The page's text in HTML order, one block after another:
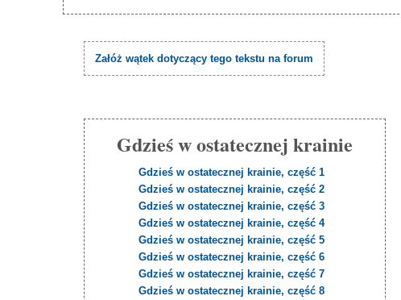
Załóż wątek dotyczący tego tekstu na forum
Gdzieś w ostatecznej krainie
Gdzieś w ostatecznej krainie, część 1
Gdzieś w ostatecznej krainie, część 2
Gdzieś w ostatecznej krainie, część 3
Gdzieś w ostatecznej krainie, część 4
Gdzieś w ostatecznej krainie, część 5
Gdzieś w ostatecznej krainie, część 6
Gdzieś w ostatecznej krainie, część 7
Gdzieś w ostatecznej krainie, część 8